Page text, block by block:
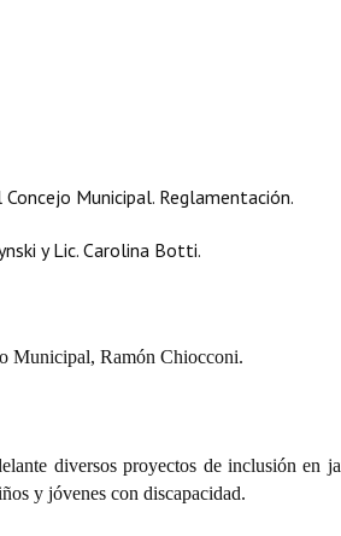
Municipal. Reglamentación.
y Lic. Carolina Botti.
Municipal, Ramón Chiocconi.
diversos proyectos de inclusión en
y jóvenes con discapacidad.